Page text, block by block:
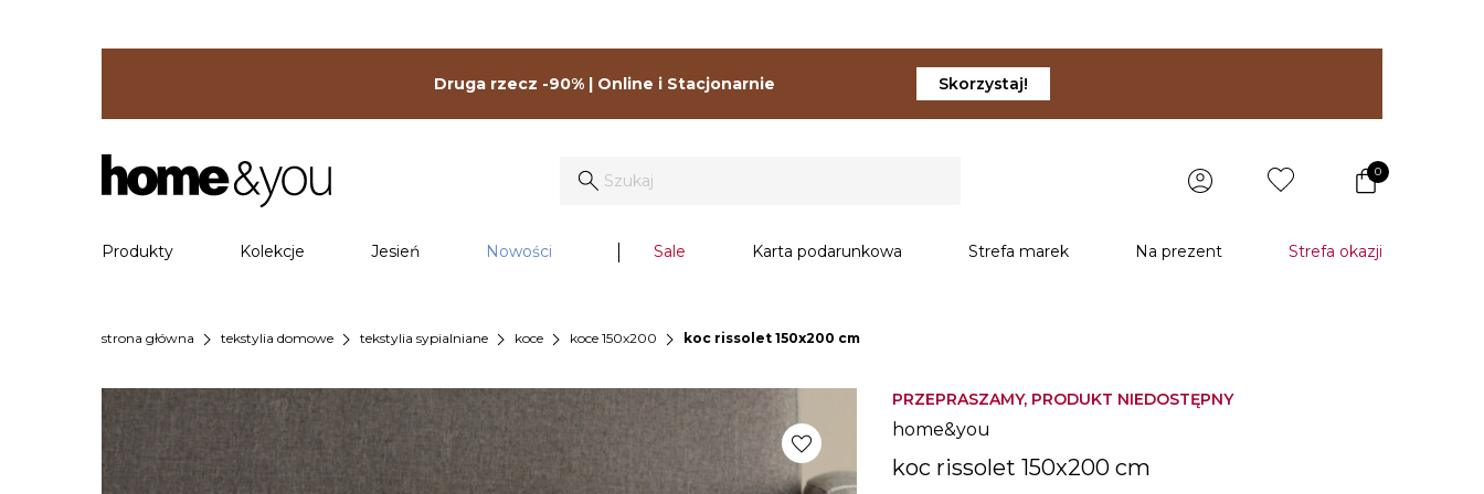
Druga rzecz -90% | Online i Stacjonarnie Skorzystaj!
0
Produkty Kolekcje Jesień Nowości Sale Karta podarunkowa Strefa marek Na prezent Strefa okazji
strona główna chevron_right tekstylia domowe chevron_right tekstylia sypialniane chevron_right koce chevron_right koce 150x200 chevron_right koc rissolet 150x200 cm
PRZEPRASZAMY, PRODUKT NIEDOSTĘPNY
home&you
koc rissolet 150x200 cm
favorite